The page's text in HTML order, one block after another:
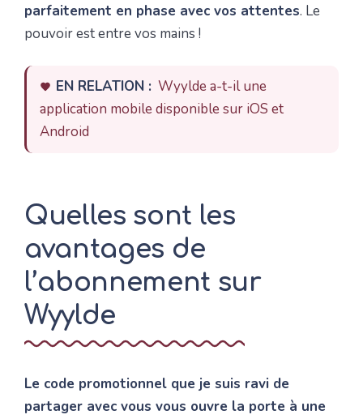
parfaitement en phase avec vos attentes. Le
pouvoir est entre vos mains !
EN RELATION : Wyylde a-t-il une
application mobile disponible sur iOS et
Android
Quelles sont les
avantages de
l’abonnement sur
Wyylde
Le code promotionnel que je suis ravi de
partager avec vous vous ouvre la porte à une